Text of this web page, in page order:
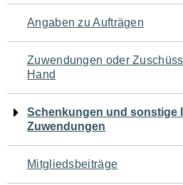
Angaben zu Aufträgen
Zuwendungen oder
Hand
Schenkungen und sonstige
Zuwendungen
Mitgliedsbeiträge